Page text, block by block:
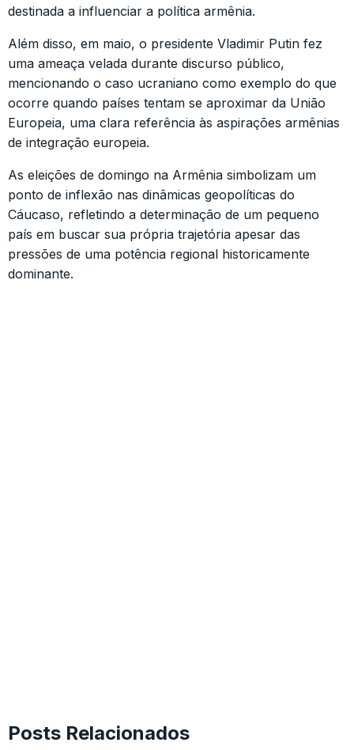
destinada a influenciar a política armênia.
Além disso, em maio, o presidente Vladimir Putin fez
uma ameaça velada durante discurso público,
mencionando o caso ucraniano como exemplo do que
ocorre quando países tentam se aproximar da União
Europeia, uma clara referência às aspirações armênias
de integração europeia.
As eleições de domingo na Armênia simbolizam um
ponto de inflexão nas dinâmicas geopolíticas do
Cáucaso, refletindo a determinação de um pequeno
país em buscar sua própria trajetória apesar das
pressões de uma potência regional historicamente
dominante.
Posts Relacionados